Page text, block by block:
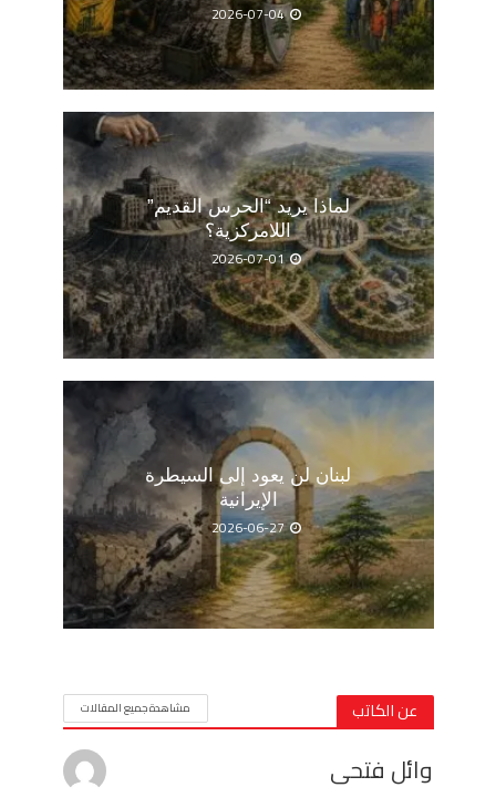
2026-07-04
لماذا يريد “الحرس القديم”
اللامركزية؟
2026-07-01
لبنان لن يعود إلى السيطرة
الإيرانية
2026-06-27
عن الكاتب مشاهدة جميع المقالات
وائل فتحى